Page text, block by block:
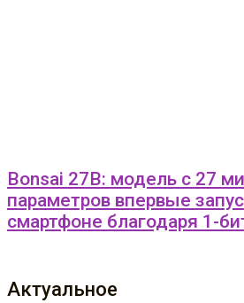
Bonsai 27B: модель с 27
параметров впервые
смартфоне благодаря 1-
Актуальное